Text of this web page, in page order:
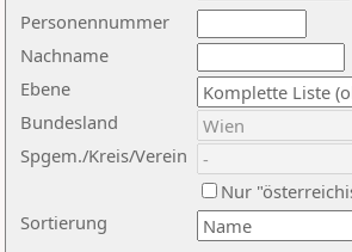
Nachname
Ebene
Sortierung
Personennummer
Bundesland
Spgem./Kreis/Verein
Nur